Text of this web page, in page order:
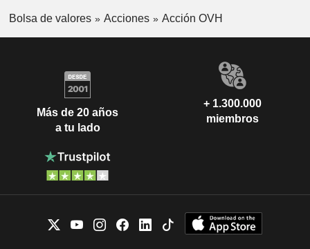
Bolsa de valores Acciones Acción OVH
Más de 20 años
a tu lado
+ 1.300.000
miembros